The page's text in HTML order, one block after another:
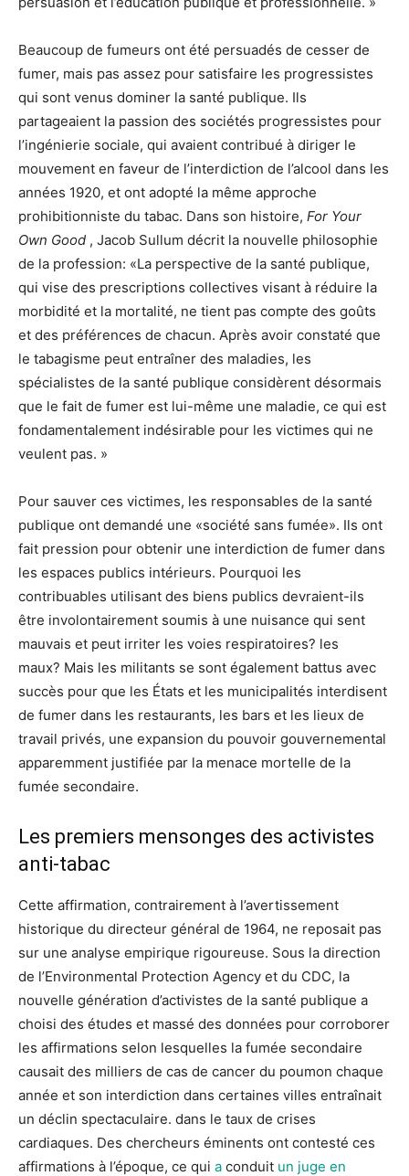
Beaucoup de fumeurs ont été persuadés de cesser de
fumer, mais pas assez pour satisfaire les progressistes
qui sont venus dominer la santé publique. Ils
partageaient la passion des sociétés progressistes pour
l’ingénierie sociale, qui avaient contribué à diriger le
mouvement en faveur de l’interdiction de l’alcool dans les
années 1920, et ont adopté la même approche
prohibitionniste du tabac. Dans son histoire, For Your
Own Good , Jacob Sullum décrit la nouvelle philosophie
de la profession: «La perspective de la santé publique,
qui vise des prescriptions collectives visant à réduire la
morbidité et la mortalité, ne tient pas compte des goûts
et des préférences de chacun. Après avoir constaté que
le tabagisme peut entraîner des maladies, les
spécialistes de la santé publique considèrent désormais
que le fait de fumer est lui-même une maladie, ce qui est
fondamentalement indésirable pour les victimes qui ne
veulent pas. »
Pour sauver ces victimes, les responsables de la santé
publique ont demandé une «société sans fumée». Ils ont
fait pression pour obtenir une interdiction de fumer dans
les espaces publics intérieurs. Pourquoi les
contribuables utilisant des biens publics devraient-ils
être involontairement soumis à une nuisance qui sent
mauvais et peut irriter les voies respiratoires? les
maux? Mais les militants se sont également battus avec
succès pour que les États et les municipalités interdisent
de fumer dans les restaurants, les bars et les lieux de
travail privés, une expansion du pouvoir gouvernemental
apparemment justifiée par la menace mortelle de la
fumée secondaire.
Les premiers mensonges des activistes
anti-tabac
Cette affirmation, contrairement à l’avertissement
historique du directeur général de 1964, ne reposait pas
sur une analyse empirique rigoureuse. Sous la direction
de l’Environmental Protection Agency et du CDC, la
nouvelle génération d’activistes de la santé publique a
choisi des études et massé des données pour corroborer
les affirmations selon lesquelles la fumée secondaire
causait des milliers de cas de cancer du poumon chaque
année et son interdiction dans certaines villes entraînait
un déclin spectaculaire. dans le taux de crises
cardiaques. Des chercheurs éminents ont contesté ces
affirmations à l’époque, ce qui a conduit un juge en